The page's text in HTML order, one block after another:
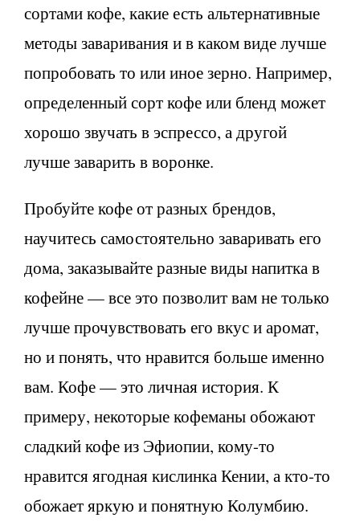
сортами кофе, какие есть альтернативные
методы заваривания и в каком виде лучше
попробовать то или иное зерно. Например,
определенный сорт кофе или бленд может
хорошо звучать в эспрессо, а другой
лучше заварить в воронке.
Пробуйте кофе от разных брендов,
научитесь самостоятельно заваривать его
дома, заказывайте разные виды напитка в
кофейне — все это позволит вам не только
лучше прочувствовать его вкус и аромат,
но и понять, что нравится больше именно
вам. Кофе — это личная история. К
примеру, некоторые кофеманы обожают
сладкий кофе из Эфиопии, кому-то
нравится ягодная кислинка Кении, а кто-то
обожает яркую и понятную Колумбию.